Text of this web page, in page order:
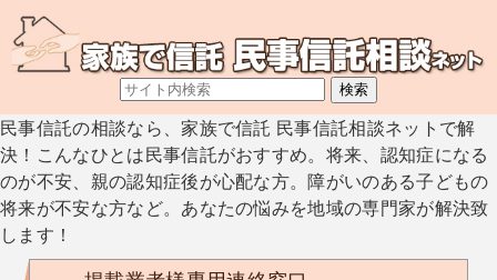
民事信託の相談なら、家族で信託 民事信託相談ネットで解
決！こんなひとは民事信託がおすすめ。将来、認知症になる
のが不安、親の認知症後が心配な方。障がいのある子どもの
将来が不安な方など。あなたの悩みを地域の専門家が解決致
します！